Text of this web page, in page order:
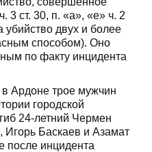
ст. 30, п. «а», «е» ч. 2
двух и более
способом). Оно
по факту инцидента
Ардоне трое мужчин
городской
24-летний Чермен
Баскаев и Азамат
после инцидента